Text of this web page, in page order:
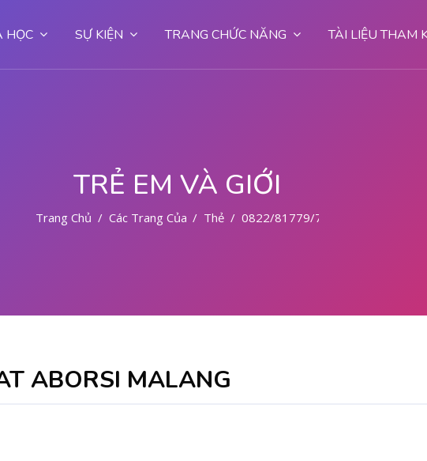
HỌC SỰ KIỆN TRANG CHỨC NĂNG TÀI LIỆU THAM
TRẺ EM VÀ GIỚI
Trang Chủ Các Trang Của Hệ Thống
Thẻ 0822/81779/727 TEMPAT
ABORSI MALANG